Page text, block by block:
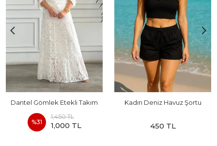
Dantel Gömlek Etekli Takım
%31
1,450 TL
1,000 TL
Kadın Deniz Havuz Şortu
450 TL